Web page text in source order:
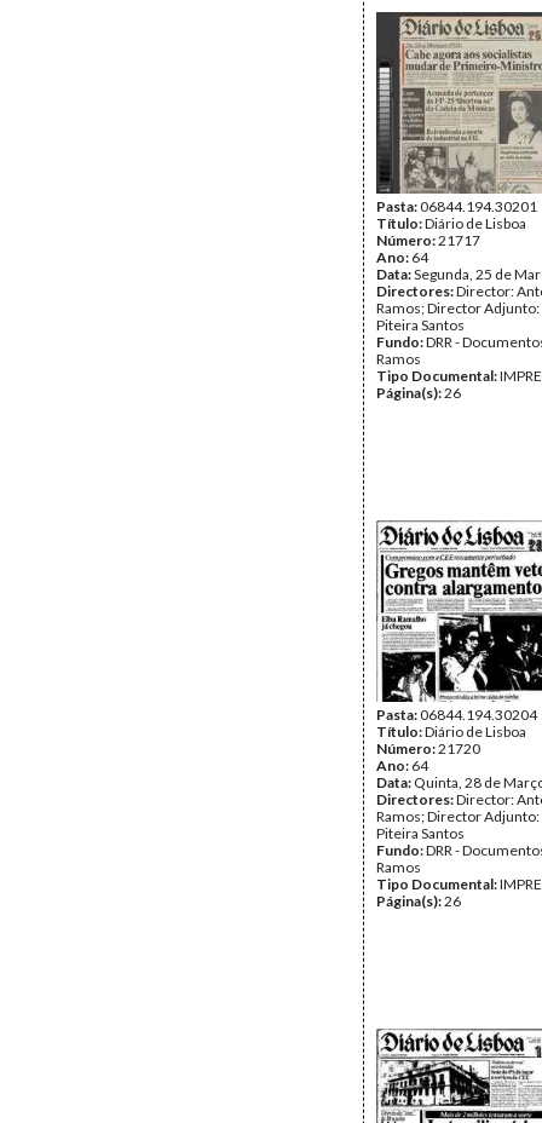
Pasta:06844.194.30201
Título:Diário de Lisboa
Número:21717
Ano: 64
Data:Segunda, 25 de
Directores:Director:
Ramos; Director
Piteira Santos
Fundo:DRR -
Ramos
Tipo Documental:
Página(s):26
Pasta:06844.194.30204
Título:Diário de Lisboa
Número:21720
Ano: 64
Data: Quinta, 28 de
Directores:Director:
Ramos; Director
Piteira Santos
Fundo:DRR -
Ramos
Tipo Documental:
Página(s):26